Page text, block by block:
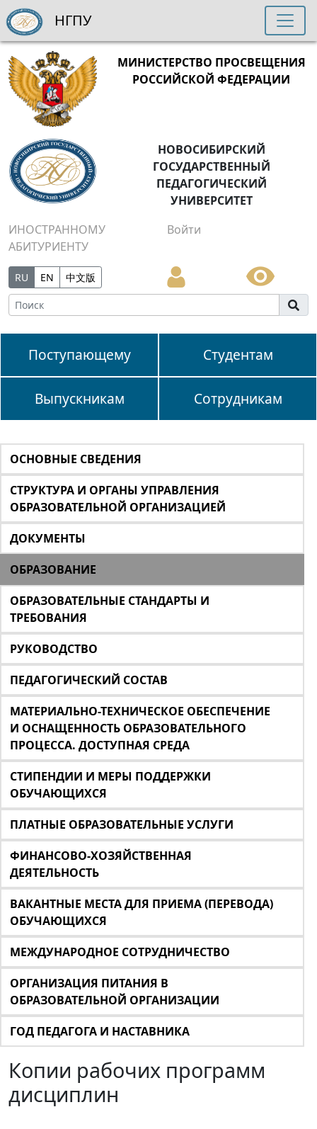
МИНИСТЕРСТВО ПРОСВЕЩЕНИЯ
РОССИЙСКОЙ ФЕДЕРАЦИИ
НОВОСИБИРСКИЙ
ГОСУДАРСТВЕННЫЙ
ПЕДАГОГИЧЕСКИЙ
УНИВЕРСИТЕТ
ИНОСТРАННОМУ
АБИТУРИЕНТУ
Войти
RU EN 中文版
Поступающему Студентам
Выпускникам Сотрудникам
НГПУ
ОСНОВНЫЕ СВЕДЕНИЯ
СТРУКТУРА И ОРГАНЫ УПРАВЛЕНИЯ
ОБРАЗОВАТЕЛЬНОЙ ОРГАНИЗАЦИЕЙ
ДОКУМЕНТЫ
ОБРАЗОВАНИЕ
ОБРАЗОВАТЕЛЬНЫЕ СТАНДАРТЫ И
ТРЕБОВАНИЯ
РУКОВОДСТВО
ПЕДАГОГИЧЕСКИЙ СОСТАВ
МАТЕРИАЛЬНО-ТЕХНИЧЕСКОЕ ОБЕСПЕЧЕНИЕ
И ОСНАЩЕННОСТЬ ОБРАЗОВАТЕЛЬНОГО
ПРОЦЕССА. ДОСТУПНАЯ СРЕДА
СТИПЕНДИИ И МЕРЫ ПОДДЕРЖКИ
ОБУЧАЮЩИХСЯ
ПЛАТНЫЕ ОБРАЗОВАТЕЛЬНЫЕ УСЛУГИ
ФИНАНСОВО-ХОЗЯЙСТВЕННАЯ
ДЕЯТЕЛЬНОСТЬ
ВАКАНТНЫЕ МЕСТА ДЛЯ ПРИЕМА (ПЕРЕВОДА)
ОБУЧАЮЩИХСЯ
МЕЖДУНАРОДНОЕ СОТРУДНИЧЕСТВО
ОРГАНИЗАЦИЯ ПИТАНИЯ В
ОБРАЗОВАТЕЛЬНОЙ ОРГАНИЗАЦИИ
ГОД ПЕДАГОГА И НАСТАВНИКА
Копии рабочих программ
дисциплин